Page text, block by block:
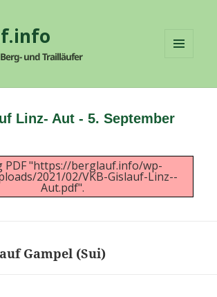
und Trailläufer
WIDGETS
Linz- Aut - 5. September
PDF "https://berglauf.info/wp-
2021/02/VKB-Gislauf-Linz--
Aut.pdf".
Gampel (Sui)